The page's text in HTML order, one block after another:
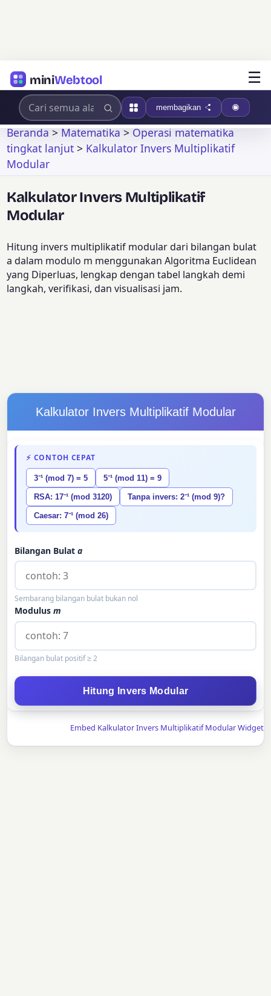
miniWebtool ☰
membagikan
Beranda>Matematika>Operasi matematika
tingkat lanjut > Kalkulator Invers Multiplikatif
Modular
Kalkulator Invers Multiplikatif
Modular
Hitung invers multiplikatif modular dari bilangan bulat
a dalam modulo m menggunakan Algoritma Euclidean
yang Diperluas, lengkap dengan tabel langkah demi
langkah, verifikasi, dan visualisasi jam.
Kalkulator Invers Multiplikatif Modular
⚡ CONTOH CEPAT
3⁻¹ (mod 7) = 5 5⁻¹ (mod 11) = 9
RSA: 17⁻¹ (mod 3120) Tanpa invers: 2⁻¹ (mod 9)?
Caesar: 7⁻¹ (mod 26)
Bilangan Bulata
Sembarang bilangan bulat bukan nol
Modulusm
Bilangan bulat positif ≥ 2
Hitung Invers Modular
Embed Kalkulator Invers Multiplikatif Modular Widget